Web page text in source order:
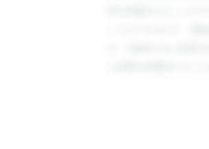
答を閲覧することが
ことができます。登
す。登録すると回答
と回答を閲覧するこ